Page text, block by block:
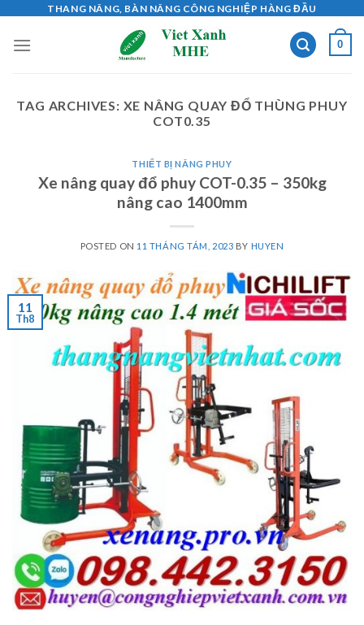
content
THANG NÂNG, BÀN NÂNG CÔNG NGHIỆP HÀNG ĐẦU
0
TAG ARCHIVES: XE NÂNG QUAY ĐỔ THÙNG PHUY
COT0.35
THIẾT BỊ NÂNG PHUY
Xe nâng quay đổ phuy COT-0.35 – 350kg
nâng cao 1400mm
POSTED ON 11 THÁNG TÁM, 2023 BY HUYEN
11
Th8